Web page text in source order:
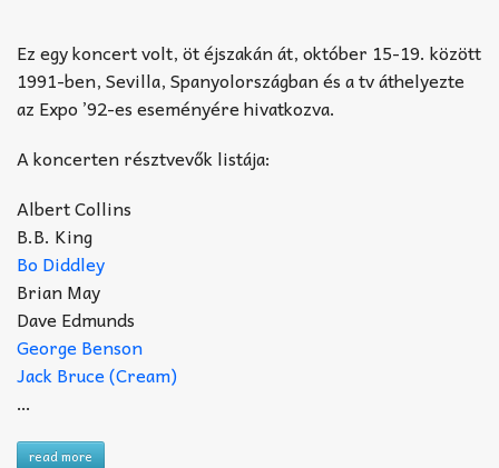
Ez egy koncert volt, öt éjszakán át, október 15-19. között
1991-ben, Sevilla, Spanyolországban és a tv áthelyezte
az Expo ’92-es eseményére hivatkozva.
A koncerten résztvevők listája:
Albert Collins
B.B. King
Bo Diddley
Brian May
Dave Edmunds
George Benson
Jack Bruce (Cream)
…
read more